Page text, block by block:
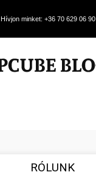
Hívjon minket: +36 70 629 06 90
RÓLUNK